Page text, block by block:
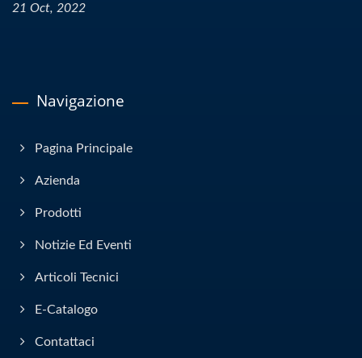
21 Oct, 2022
Navigazione
Pagina Principale
Azienda
Prodotti
Notizie Ed Eventi
Articoli Tecnici
E-Catalogo
Contattaci